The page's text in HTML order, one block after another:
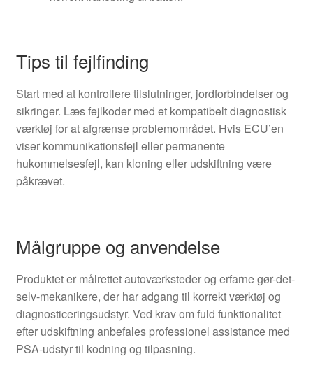
Tips til fejlfinding
Start med at kontrollere tilslutninger, jordforbindelser og
sikringer. Læs fejlkoder med et kompatibelt diagnostisk
værktøj for at afgrænse problemområdet. Hvis ECU’en
viser kommunikationsfejl eller permanente
hukommelsesfejl, kan kloning eller udskiftning være
påkrævet.
Målgruppe og anvendelse
Produktet er målrettet autoværksteder og erfarne gør-det-
selv-mekanikere, der har adgang til korrekt værktøj og
diagnosticeringsudstyr. Ved krav om fuld funktionalitet
efter udskiftning anbefales professionel assistance med
PSA-udstyr til kodning og tilpasning.